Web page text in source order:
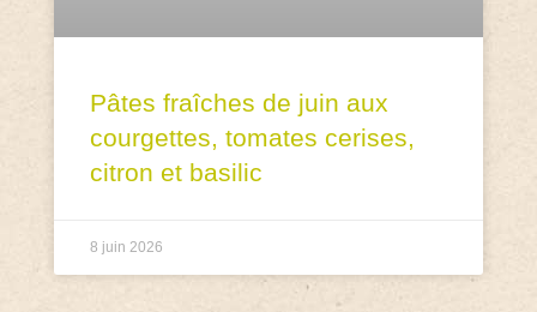
Pâtes fraîches de juin aux
courgettes, tomates cerises,
citron et basilic
8 juin 2026